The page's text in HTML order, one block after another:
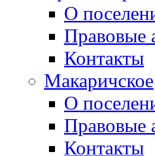
О
Правовые
Контакты
Макаричское
О
Правовые
Контакты